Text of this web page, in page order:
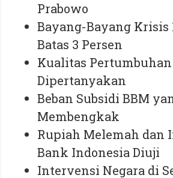
Prabowo
Bayang-Bayang Krisis
Batas 3 Persen
Kualitas Pertumbuhan
Dipertanyakan
Beban Subsidi BBM
Membengkak
Rupiah Melemah dan
Bank Indonesia Diuji
Intervensi Negara di